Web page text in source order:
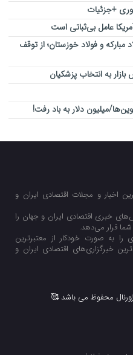
+جزئیات
عامل بی‌ثباتی است
و فولاد خوزستان؛ از توقف
به انتخاب پزشکیان
میلیون دلار به باد رفت!
اخبار و مجلات اقتصادی ایران و
خبری اقتصادی ایران و جهان را
قرار می‌‌دهد.
را به صورت خودکار از معتبرترین
خبرگزاری‌های اقتصادی ایران و
محفوظ می باشد 🥰